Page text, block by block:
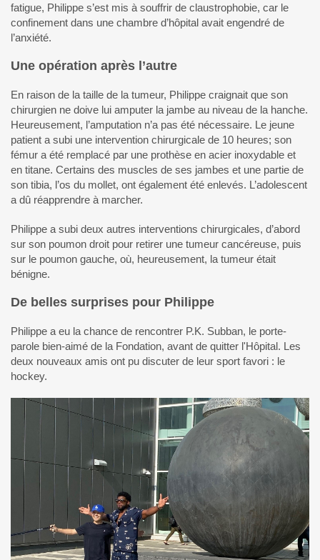
fatigue, Philippe s’est mis à souffrir de claustrophobie, car le
confinement dans une chambre d’hôpital avait engendré de
l’anxiété.
Une opération après l’autre
En raison de la taille de la tumeur, Philippe craignait que son
chirurgien ne doive lui amputer la jambe au niveau de la hanche.
Heureusement, l’amputation n’a pas été nécessaire. Le jeune
patient a subi une intervention chirurgicale de 10 heures; son
fémur a été remplacé par une prothèse en acier inoxydable et
en titane. Certains des muscles de ses jambes et une partie de
son tibia, l’os du mollet, ont également été enlevés. L’adolescent
a dû réapprendre à marcher.
Philippe a subi deux autres interventions chirurgicales, d’abord
sur son poumon droit pour retirer une tumeur cancéreuse, puis
sur le poumon gauche, où, heureusement, la tumeur était
bénigne.
De belles surprises pour Philippe
Philippe a eu la chance de rencontrer P.K. Subban, le porte-
parole bien-aimé de la Fondation, avant de quitter l'Hôpital. Les
deux nouveaux amis ont pu discuter de leur sport favori : le
hockey.